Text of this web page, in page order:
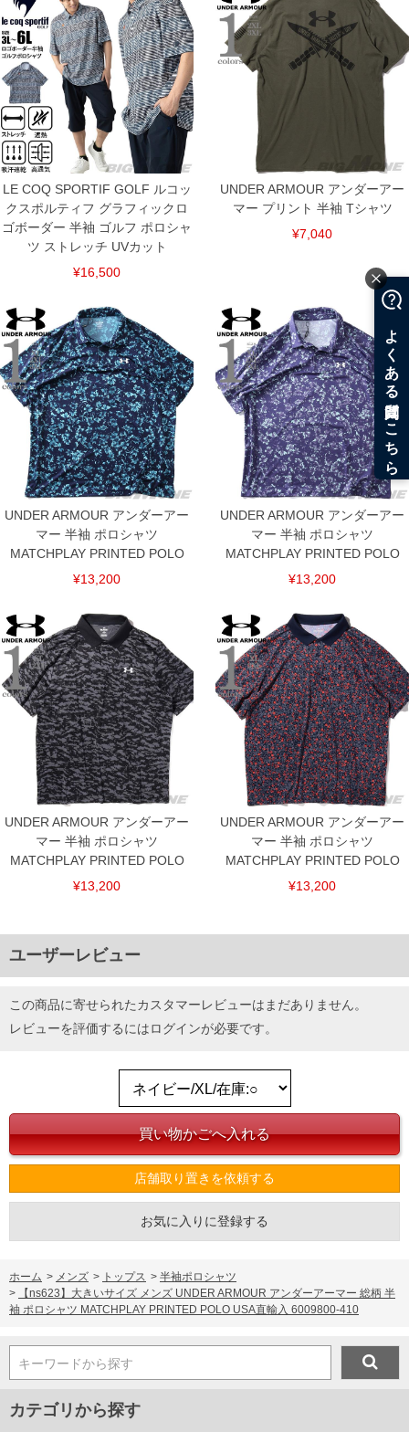
COLOR VARIATION
LE COQ SPORTIF GOLF ルコッ
クスポルティフ グラフィックロ
ゴボーダー 半袖 ゴルフ ポロシャ
ツ ストレッチ UVカット
¥16,500
UNDER ARMOUR アンダーアー
マー プリント 半袖 Tシャツ
¥7,040
UNDER ARMOUR アンダーアー
マー 半袖 ポロシャツ
MATCHPLAY PRINTED POLO
¥13,200
UNDER ARMOUR アンダーアー
マー 半袖 ポロシャツ
MATCHPLAY PRINTED POLO
¥13,200
UNDER ARMOUR アンダーアー
マー 半袖 ポロシャツ
MATCHPLAY PRINTED POLO
¥13,200
UNDER ARMOUR アンダーアー
マー 半袖 ポロシャツ
MATCHPLAY PRINTED POLO
¥13,200
ユーザーレビュー
この商品に寄せられたカスタマーレビューはまだありません。
レビューを評価するにはログインが必要です。
店舗取り置きを依頼する
お気に入りに登録する
ホーム > メンズ > トップス > 半袖ポロシャツ
>
【ns623】大きいサイズ メンズ UNDER ARMOUR アンダーアーマー 総柄 半
袖 ポロシャツ MATCHPLAY PRINTED POLO USA直輸入 6009800-410
キーワードから探す
カテゴリから探す